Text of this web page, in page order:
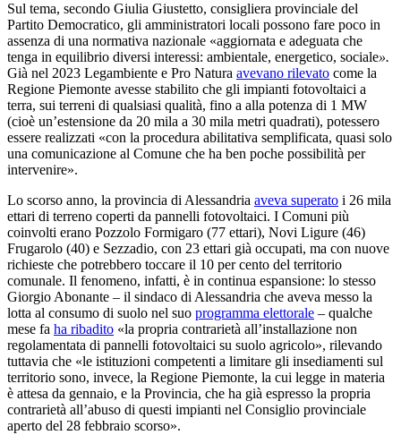
Sul tema, secondo Giulia Giustetto, consigliera provinciale del
Partito Democratico, gli amministratori locali possono fare poco in
assenza di una normativa nazionale «aggiornata e adeguata che
tenga in equilibrio diversi interessi: ambientale, energetico, sociale».
Già nel 2023 Legambiente e Pro Natura avevano rilevato come la
Regione Piemonte avesse stabilito che gli impianti fotovoltaici a
terra, sui terreni di qualsiasi qualità, fino a alla potenza di 1 MW
(cioè un’estensione da 20 mila a 30 mila metri quadrati), potessero
essere realizzati «con la procedura abilitativa semplificata, quasi solo
una comunicazione al Comune che ha ben poche possibilità per
intervenire».
Lo scorso anno, la provincia di Alessandria aveva superato i 26 mila
ettari di terreno coperti da pannelli fotovoltaici. I Comuni più
coinvolti erano Pozzolo Formigaro (77 ettari), Novi Ligure (46)
Frugarolo (40) e Sezzadio, con 23 ettari già occupati, ma con nuove
richieste che potrebbero toccare il 10 per cento del territorio
comunale. Il fenomeno, infatti, è in continua espansione: lo stesso
Giorgio Abonante – il sindaco di Alessandria che aveva messo la
lotta al consumo di suolo nel suo programma elettorale – qualche
mese fa ha ribadito «la propria contrarietà all’installazione non
regolamentata di pannelli fotovoltaici su suolo agricolo», rilevando
tuttavia che «le istituzioni competenti a limitare gli insediamenti sul
territorio sono, invece, la Regione Piemonte, la cui legge in materia
è attesa da gennaio, e la Provincia, che ha già espresso la propria
contrarietà all’abuso di questi impianti nel Consiglio provinciale
aperto del 28 febbraio scorso».